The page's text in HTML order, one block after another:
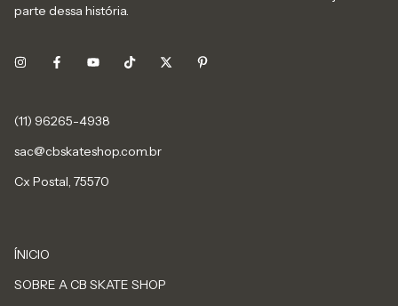
parte dessa história.
sac@cbskateshop.com.br
Cx Postal, 75570
ÍNICIO
SOBRE A CB SKATE SHOP